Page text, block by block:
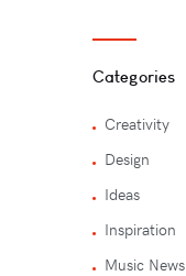
Categories
Creativity
Design
Ideas
Inspiration
Music News